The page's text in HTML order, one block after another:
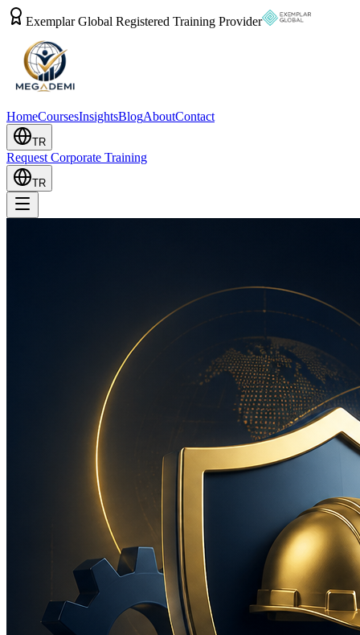
Exemplar Global Registered Training Provider
HomeCoursesInsightsBlogAboutContact
TR
Request Corporate Training
TR